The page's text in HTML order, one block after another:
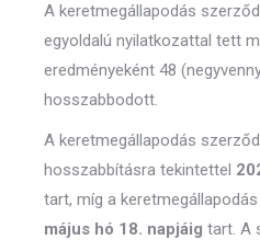
A keretmegállapodás
egyoldalú nyilatkozattal tett
eredményeként 48
hosszabbodott.
A keretmegállapodás
hosszabbításra tekintettel
tart, míg a
május hó 18. napjáig tart. A